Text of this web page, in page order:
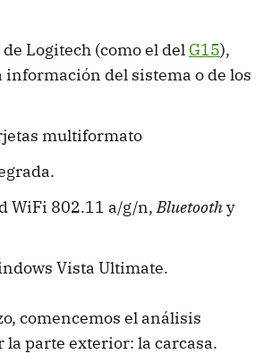
Logitech (como el del G15),
información del sistema o de los
multiformato
WiFi 802.11 a/g/n,Bluetoothy
Vista Ultimate.
comencemos el análisis
la parte exterior: la carcasa.